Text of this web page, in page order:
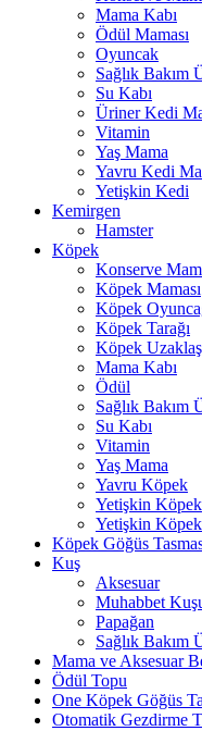
Mama Kabı
Ödül Maması
Oyuncak
Sağlık Bakım
Su Kabı
Üriner Kedi
Vitamin
Yaş Mama
Yavru Kedi
Yetişkin Kedi
Kemirgen
Hamster
Köpek
Konserve
Köpek Maması
Köpek
Köpek Tarağı
Köpek
Mama Kabı
Ödül
Sağlık Bakım
Su Kabı
Vitamin
Yaş Mama
Yavru Köpek
Yetişkin Köpek
Yetişkin
Köpek Göğüs
Kuş
Aksesuar
Muhabbet
Papağan
Sağlık Bakım
Mama ve Aksesuar
Ödül Topu
One Köpek Göğüs
Otomatik Gezdirme